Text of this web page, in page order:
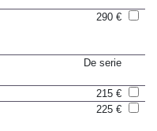
290 €
De serie
215 €
225 €